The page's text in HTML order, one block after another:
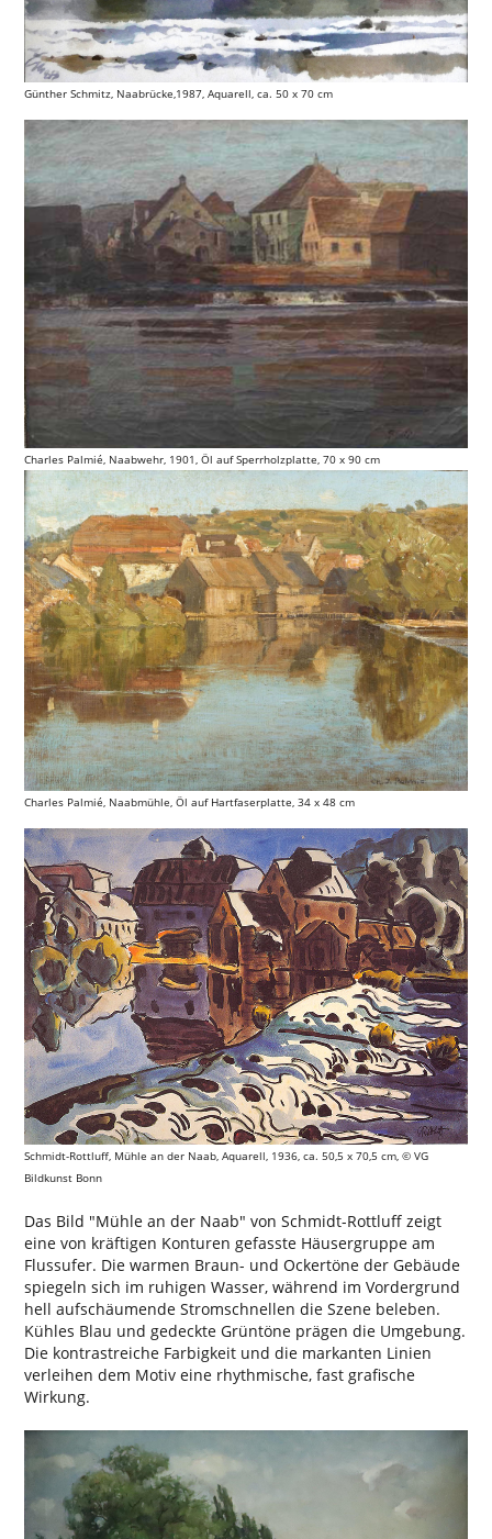
Günther Schmitz, Naabrücke,1987, Aquarell, ca. 50 x 70 cm
Charles Palmié, Naabwehr, 1901, Öl auf Sperrholzplatte, 70 x 90 cm
Charles Palmié, Naabmühle, Öl auf Hartfaserplatte, 34 x 48 cm
Schmidt-Rottluff, Mühle an der Naab, Aquarell, 1936, ca. 50,5 x 70,5 cm, © VG
Bildkunst Bonn
Das Bild "Mühle an der Naab" von Schmidt-Rottluff zeigt
eine von kräftigen Konturen gefasste Häusergruppe am
Flussufer. Die warmen Braun- und Ockertöne der Gebäude
spiegeln sich im ruhigen Wasser, während im Vordergrund
hell aufschäumende Stromschnellen die Szene beleben.
Kühles Blau und gedeckte Grüntöne prägen die Umgebung.
Die kontrastreiche Farbigkeit und die markanten Linien
verleihen dem Motiv eine rhythmische, fast grafische
Wirkung.